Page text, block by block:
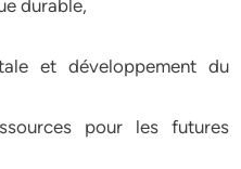
durable,
et développement du
pour les futures